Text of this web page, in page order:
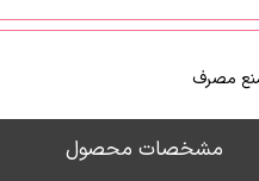
مصرف
مشخصات محصول